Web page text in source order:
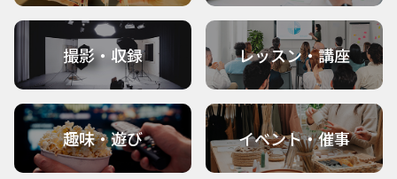
撮影・収録 レッスン・講座
趣味・遊び イベント・催事